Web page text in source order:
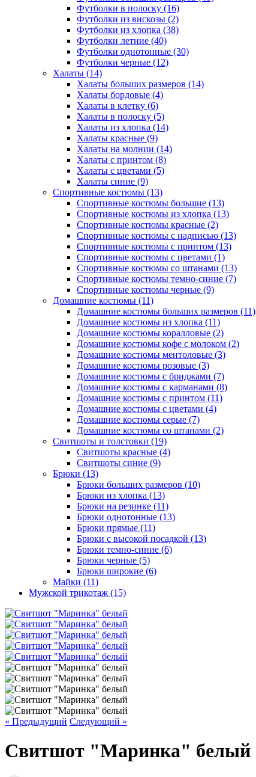
Футболки в полоску (16)
Футболки из вискозы (2)
Футболки из хлопка (38)
Футболки летние (40)
Футболки однотонные (30)
Футболки черные (12)
Халаты (14)
Халаты больших размеров (14)
Халаты бордовые (4)
Халаты в клетку (6)
Халаты в полоску (5)
Халаты из хлопка (14)
Халаты красные (9)
Халаты на молнии (14)
Халаты с принтом (8)
Халаты с цветами (5)
Халаты синие (9)
Спортивные костюмы (13)
Спортивные костюмы большие (13)
Спортивные костюмы из хлопка (13)
Спортивные костюмы красные (2)
Спортивные костюмы с надписью (13)
Спортивные костюмы с принтом (13)
Спортивные костюмы с цветами (1)
Спортивные костюмы со штанами (13)
Спортивные костюмы темно-синие (7)
Спортивные костюмы черные (9)
Домашние костюмы (11)
Домашние костюмы больших размеров (11)
Домашние костюмы из хлопка (11)
Домашние костюмы коралловые (2)
Домашние костюмы кофе с молоком (2)
Домашние костюмы ментоловые (3)
Домашние костюмы розовые (3)
Домашние костюмы с бриджами (7)
Домашние костюмы с карманами (8)
Домашние костюмы с принтом (11)
Домашние костюмы с цветами (4)
Домашние костюмы серые (7)
Домашние костюмы со штанами (2)
Свитшоты и толстовки (19)
Свитшоты красные (4)
Свитшоты синие (9)
Брюки (13)
Брюки больших размеров (10)
Брюки из хлопка (13)
Брюки на резинке (11)
Брюки однотонные (13)
Брюки прямые (11)
Брюки с высокой посадкой (13)
Брюки темно-синие (6)
Брюки черные (5)
Брюки широкие (6)
Майки (11)
Мужской трикотаж (15)
« Предыдущий Следующий »
Свитшот "Маринка" белый